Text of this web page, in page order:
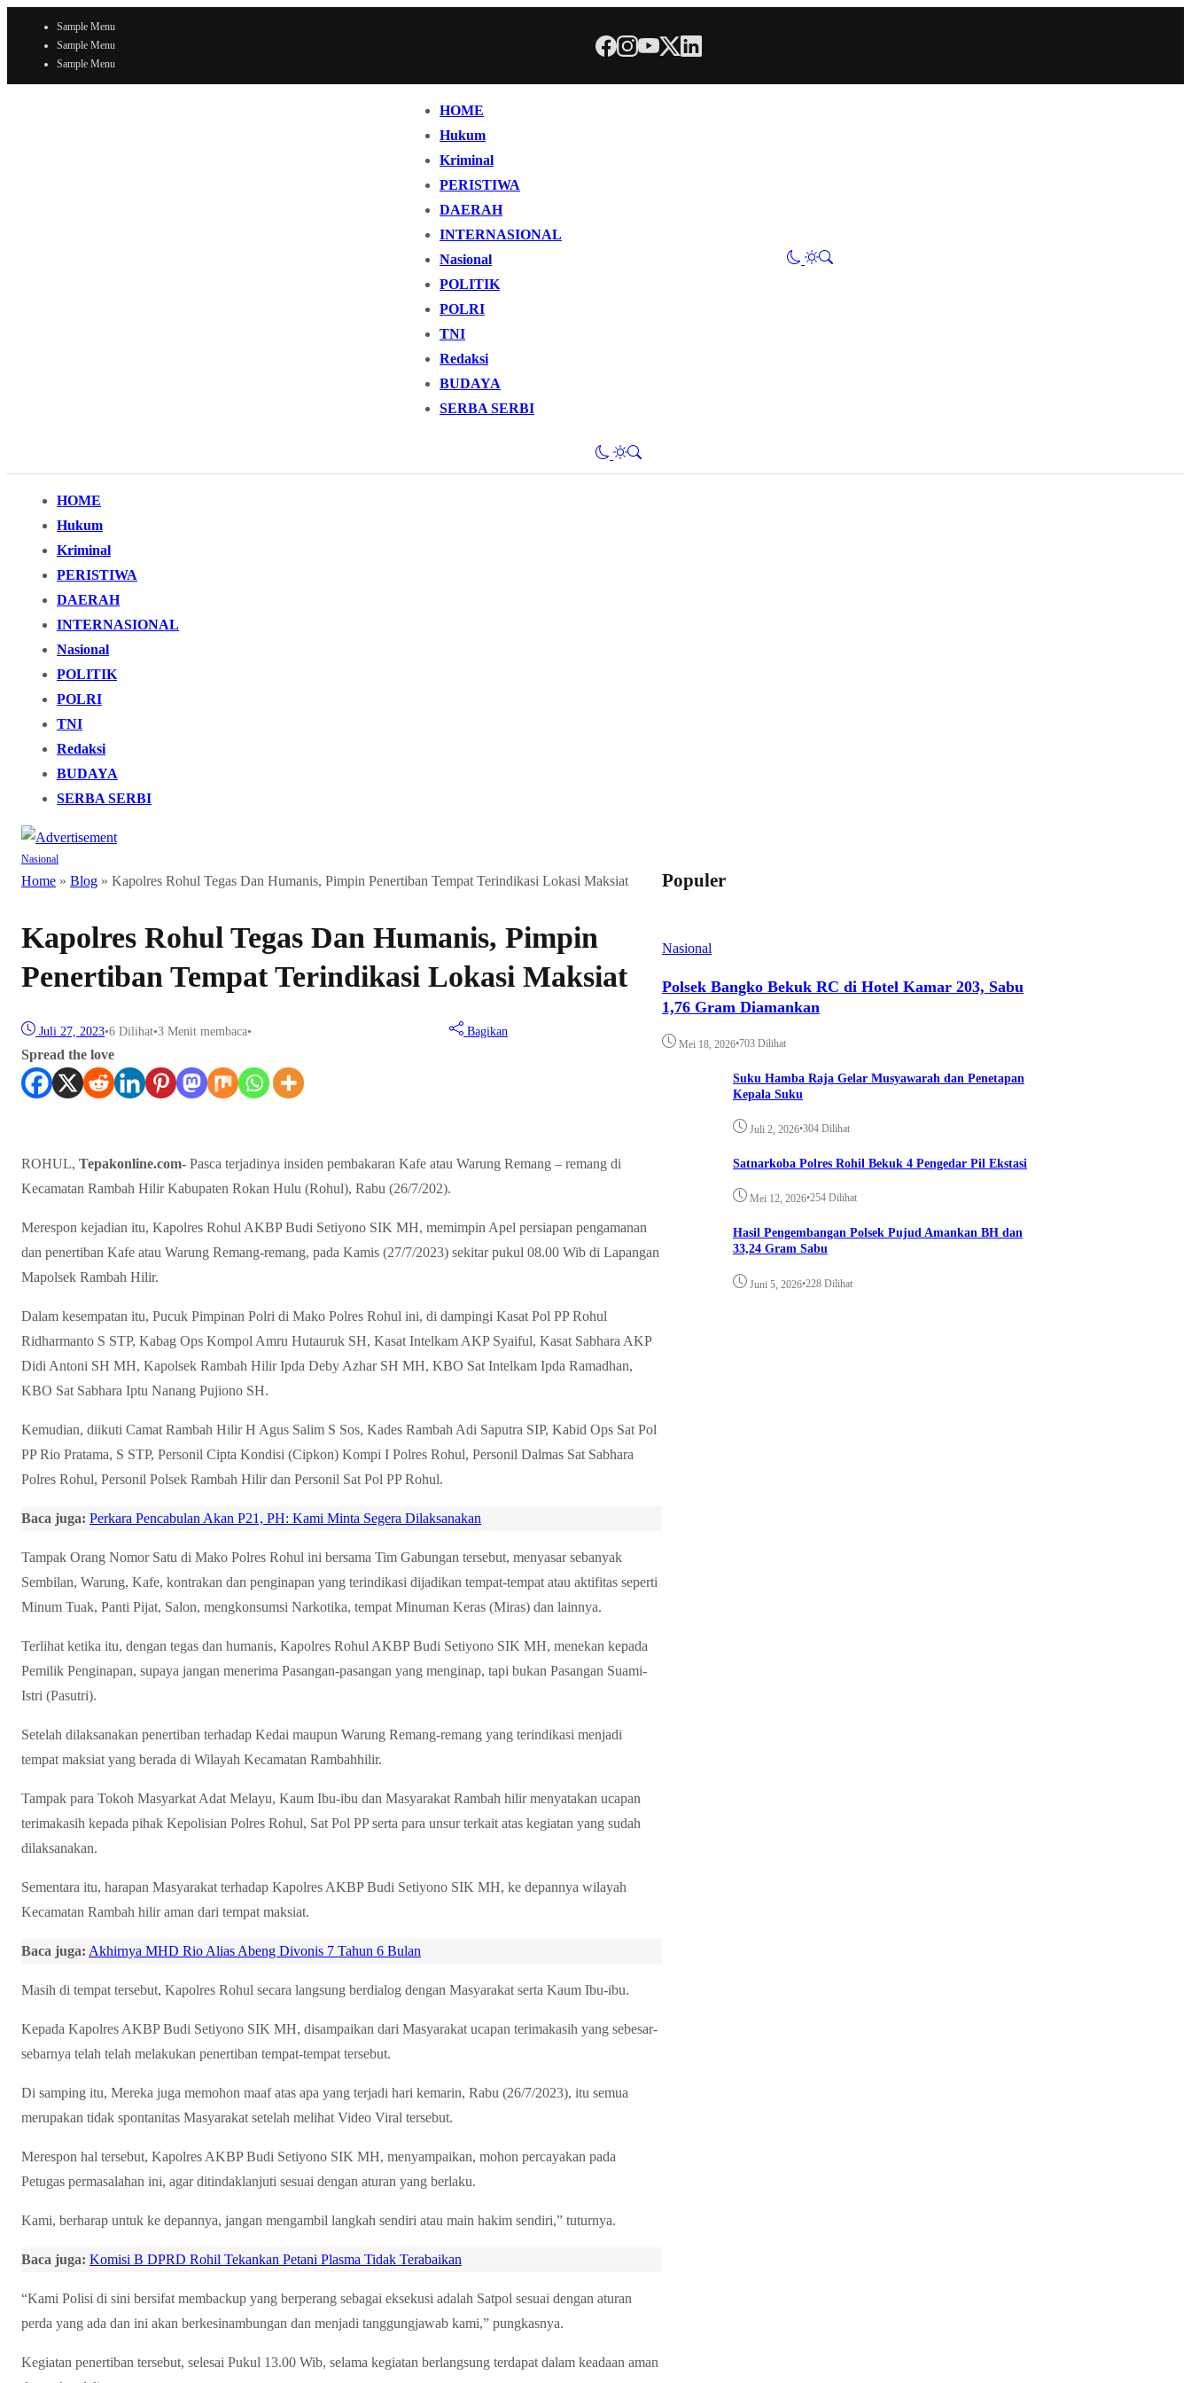
Sample Menu
Sample Menu
Sample Menu
HOME
Hukum
Kriminal
PERISTIWA
DAERAH
INTERNASIONAL
Nasional
POLITIK
POLRI
TNI
Redaksi
BUDAYA
SERBA SERBI
HOME
Hukum
Kriminal
PERISTIWA
DAERAH
INTERNASIONAL
Nasional
POLITIK
POLRI
TNI
Redaksi
BUDAYA
SERBA SERBI
Nasional
Home » Blog » Kapolres Rohul Tegas Dan Humanis, Pimpin Penertiban Tempat Terindikasi Lokasi Maksiat
Kapolres Rohul Tegas Dan Humanis, Pimpin
Penertiban Tempat Terindikasi Lokasi Maksiat
Juli 27, 2023•6 Dilihat•3 Menit membaca• Bagikan
Spread the love
ROHUL, Tepakonline.com- Pasca terjadinya insiden pembakaran Kafe atau Warung Remang – remang di
Kecamatan Rambah Hilir Kabupaten Rokan Hulu (Rohul), Rabu (26/7/202).
Merespon kejadian itu, Kapolres Rohul AKBP Budi Setiyono SIK MH, memimpin Apel persiapan pengamanan
dan penertiban Kafe atau Warung Remang-remang, pada Kamis (27/7/2023) sekitar pukul 08.00 Wib di Lapangan
Mapolsek Rambah Hilir.
Dalam kesempatan itu, Pucuk Pimpinan Polri di Mako Polres Rohul ini, di dampingi Kasat Pol PP Rohul
Ridharmanto S STP, Kabag Ops Kompol Amru Hutauruk SH, Kasat Intelkam AKP Syaiful, Kasat Sabhara AKP
Didi Antoni SH MH, Kapolsek Rambah Hilir Ipda Deby Azhar SH MH, KBO Sat Intelkam Ipda Ramadhan,
KBO Sat Sabhara Iptu Nanang Pujiono SH.
Kemudian, diikuti Camat Rambah Hilir H Agus Salim S Sos, Kades Rambah Adi Saputra SIP, Kabid Ops Sat Pol
PP Rio Pratama, S STP, Personil Cipta Kondisi (Cipkon) Kompi I Polres Rohul, Personil Dalmas Sat Sabhara
Polres Rohul, Personil Polsek Rambah Hilir dan Personil Sat Pol PP Rohul.
Baca juga: Perkara Pencabulan Akan P21, PH: Kami Minta Segera Dilaksanakan
Tampak Orang Nomor Satu di Mako Polres Rohul ini bersama Tim Gabungan tersebut, menyasar sebanyak
Sembilan, Warung, Kafe, kontrakan dan penginapan yang terindikasi dijadikan tempat-tempat atau aktifitas seperti
Minum Tuak, Panti Pijat, Salon, mengkonsumsi Narkotika, tempat Minuman Keras (Miras) dan lainnya.
Terlihat ketika itu, dengan tegas dan humanis, Kapolres Rohul AKBP Budi Setiyono SIK MH, menekan kepada
Pemilik Penginapan, supaya jangan menerima Pasangan-pasangan yang menginap, tapi bukan Pasangan Suami-
Istri (Pasutri).
Setelah dilaksanakan penertiban terhadap Kedai maupun Warung Remang-remang yang terindikasi menjadi
tempat maksiat yang berada di Wilayah Kecamatan Rambahhilir.
Tampak para Tokoh Masyarkat Adat Melayu, Kaum Ibu-ibu dan Masyarakat Rambah hilir menyatakan ucapan
terimakasih kepada pihak Kepolisian Polres Rohul, Sat Pol PP serta para unsur terkait atas kegiatan yang sudah
dilaksanakan.
Sementara itu, harapan Masyarakat terhadap Kapolres AKBP Budi Setiyono SIK MH, ke depannya wilayah
Kecamatan Rambah hilir aman dari tempat maksiat.
Baca juga: Akhirnya MHD Rio Alias Abeng Divonis 7 Tahun 6 Bulan
Masih di tempat tersebut, Kapolres Rohul secara langsung berdialog dengan Masyarakat serta Kaum Ibu-ibu.
Kepada Kapolres AKBP Budi Setiyono SIK MH, disampaikan dari Masyarakat ucapan terimakasih yang sebesar-
sebarnya telah telah melakukan penertiban tempat-tempat tersebut.
Di samping itu, Mereka juga memohon maaf atas apa yang terjadi hari kemarin, Rabu (26/7/2023), itu semua
merupakan tidak spontanitas Masyarakat setelah melihat Video Viral tersebut.
Merespon hal tersebut, Kapolres AKBP Budi Setiyono SIK MH, menyampaikan, mohon percayakan pada
Petugas permasalahan ini, agar ditindaklanjuti sesuai dengan aturan yang berlaku.
Kami, berharap untuk ke depannya, jangan mengambil langkah sendiri atau main hakim sendiri,” tuturnya.
Baca juga: Komisi B DPRD Rohil Tekankan Petani Plasma Tidak Terabaikan
“Kami Polisi di sini bersifat membackup yang berperang sebagai eksekusi adalah Satpol sesuai dengan aturan
perda yang ada dan ini akan berkesinambungan dan menjadi tanggungjawab kami,” pungkasnya.
Kegiatan penertiban tersebut, selesai Pukul 13.00 Wib, selama kegiatan berlangsung terdapat dalam keadaan aman
Populer
Nasional
Polsek Bangko Bekuk RC di Hotel Kamar 203, Sabu
1,76 Gram Diamankan
Mei 18, 2026•703 Dilihat
Suku Hamba Raja Gelar Musyawarah dan Penetapan
Kepala Suku
Juli 2, 2026•304 Dilihat
Satnarkoba Polres Rohil Bekuk 4 Pengedar Pil Ekstasi
Mei 12, 2026•254 Dilihat
Hasil Pengembangan Polsek Pujud Amankan BH dan
33,24 Gram Sabu
Juni 5, 2026•228 Dilihat